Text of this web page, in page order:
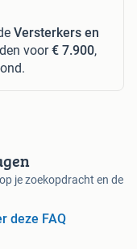
Versterkers en
voor€ 7.900,
je zoekopdracht en de
deze FAQ